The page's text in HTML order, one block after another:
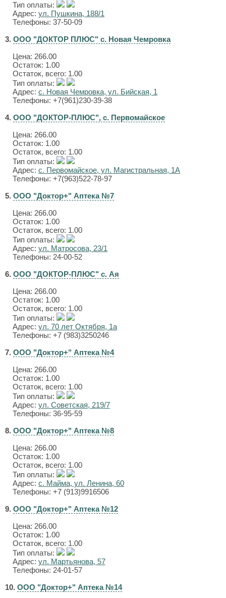
Тип оплаты:
Адрес: ул. Пушкина, 188/1
Телефоны: 37-50-09
3. ООО "ДОКТОР ПЛЮС" с. Новая Чемровка
Цена: 266.00
Остаток: 1.00
Остаток, всего: 1.00
Тип оплаты:
Адрес: с. Новая Чемровка, ул. Бийская, 1
Телефоны: +7(961)230-39-38
4. ООО "ДОКТОР-ПЛЮС", с. Первомайское
Цена: 266.00
Остаток: 1.00
Остаток, всего: 1.00
Тип оплаты:
Адрес: с. Первомайское, ул. Магистральная, 1А
Телефоны: +7(963)522-78-97
5. ООО "Доктор+" Аптека №7
Цена: 266.00
Остаток: 1.00
Остаток, всего: 1.00
Тип оплаты:
Адрес: ул. Матросова, 23/1
Телефоны: 24-00-52
6. ООО "ДОКТОР-ПЛЮС" с. Ая
Цена: 266.00
Остаток: 1.00
Остаток, всего: 1.00
Тип оплаты:
Адрес: ул. 70 лет Октября, 1а
Телефоны: +7 (983)3250246
7. ООО "Доктор+" Аптека №4
Цена: 266.00
Остаток: 1.00
Остаток, всего: 1.00
Тип оплаты:
Адрес: ул. Советская, 219/7
Телефоны: 36-95-59
8. ООО "Доктор+" Аптека №8
Цена: 266.00
Остаток: 1.00
Остаток, всего: 1.00
Тип оплаты:
Адрес: с. Майма, ул. Ленина, 60
Телефоны: +7 (913)9916506
9. ООО "Доктор+" Аптека №12
Цена: 266.00
Остаток: 1.00
Остаток, всего: 1.00
Тип оплаты:
Адрес: ул. Мартьянова, 57
Телефоны: 24-01-57
10. ООО "Доктор+" Аптека №14